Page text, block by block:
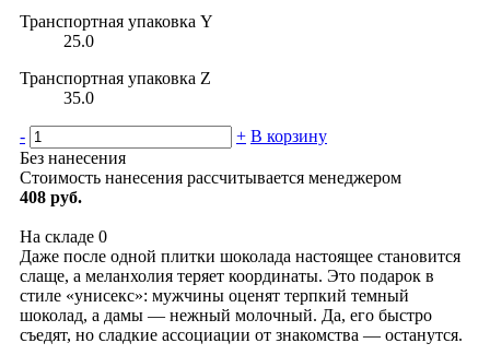
Транспортная упаковка Y
25.0
Транспортная упаковка Z
35.0
- + В корзину
Без нанесения
Стоимость нанесения рассчитывается менеджером
408 руб.
На складе 0
Даже после одной плитки шоколада настоящее становится
слаще, а меланхолия теряет координаты. Это подарок в
стиле «унисекс»: мужчины оценят терпкий темный
шоколад, а дамы — нежный молочный. Да, его быстро
съедят, но сладкие ассоциации от знакомства ­— останутся.